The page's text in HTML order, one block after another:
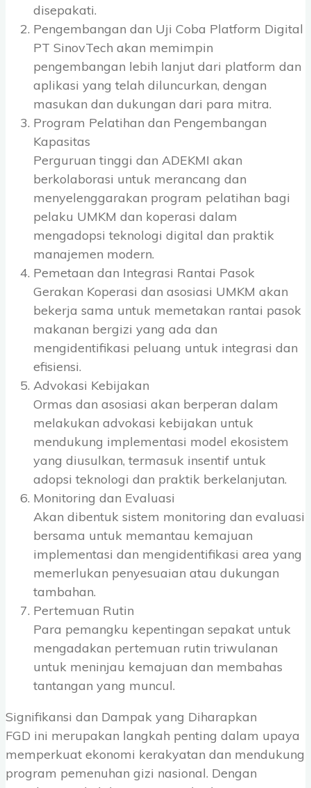
disepakati.
Pengembangan dan Uji Coba Platform Digital
PT SinovTech akan memimpin
pengembangan lebih lanjut dari platform dan
aplikasi yang telah diluncurkan, dengan
masukan dan dukungan dari para mitra.
Program Pelatihan dan Pengembangan
Kapasitas
Perguruan tinggi dan ADEKMI akan
berkolaborasi untuk merancang dan
menyelenggarakan program pelatihan bagi
pelaku UMKM dan koperasi dalam
mengadopsi teknologi digital dan praktik
manajemen modern.
Pemetaan dan Integrasi Rantai Pasok
Gerakan Koperasi dan asosiasi UMKM akan
bekerja sama untuk memetakan rantai pasok
makanan bergizi yang ada dan
mengidentifikasi peluang untuk integrasi dan
efisiensi.
Advokasi Kebijakan
Ormas dan asosiasi akan berperan dalam
melakukan advokasi kebijakan untuk
mendukung implementasi model ekosistem
yang diusulkan, termasuk insentif untuk
adopsi teknologi dan praktik berkelanjutan.
Monitoring dan Evaluasi
Akan dibentuk sistem monitoring dan evaluasi
bersama untuk memantau kemajuan
implementasi dan mengidentifikasi area yang
memerlukan penyesuaian atau dukungan
tambahan.
Pertemuan Rutin
Para pemangku kepentingan sepakat untuk
mengadakan pertemuan rutin triwulanan
untuk meninjau kemajuan dan membahas
tantangan yang muncul.
Signifikansi dan Dampak yang Diharapkan
FGD ini merupakan langkah penting dalam upaya
memperkuat ekonomi kerakyatan dan mendukung
program pemenuhan gizi nasional. Dengan